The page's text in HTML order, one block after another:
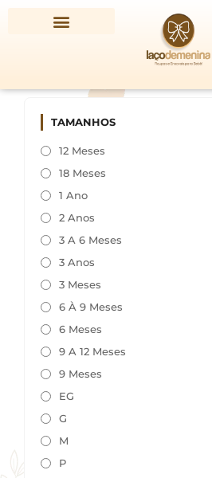
TAMANHOS
12 Meses
18 Meses
1 Ano
2 Anos
3 A 6 Meses
3 Anos
3 Meses
6 À 9 Meses
6 Meses
9 A 12 Meses
9 Meses
EG
G
M
P